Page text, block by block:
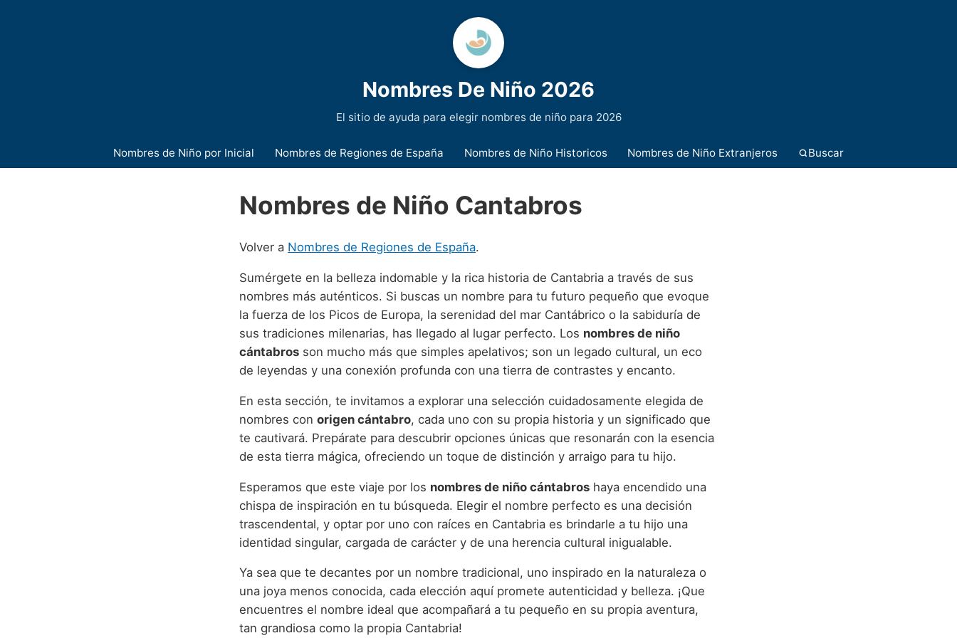
Nombres De Niño 2026
El sitio de ayuda para elegir nombres de niño para 2026
Nombres de Niño por Inicial Nombres de Regiones de España Nombres de Niño Historicos Nombres de Niño Extranjeros Buscar
Nombres de Niño Cantabros
Volver a Nombres de Regiones de España.
Sumérgete en la belleza indomable y la rica historia de Cantabria a través de sus
nombres más auténticos. Si buscas un nombre para tu futuro pequeño que evoque
la fuerza de los Picos de Europa, la serenidad del mar Cantábrico o la sabiduría de
sus tradiciones milenarias, has llegado al lugar perfecto. Los nombres de niño
cántabros son mucho más que simples apelativos; son un legado cultural, un eco
de leyendas y una conexión profunda con una tierra de contrastes y encanto.
En esta sección, te invitamos a explorar una selección cuidadosamente elegida de
nombres con origen cántabro, cada uno con su propia historia y un significado que
te cautivará. Prepárate para descubrir opciones únicas que resonarán con la esencia
de esta tierra mágica, ofreciendo un toque de distinción y arraigo para tu hijo.
Esperamos que este viaje por los nombres de niño cántabros haya encendido una
chispa de inspiración en tu búsqueda. Elegir el nombre perfecto es una decisión
trascendental, y optar por uno con raíces en Cantabria es brindarle a tu hijo una
identidad singular, cargada de carácter y de una herencia cultural inigualable.
Ya sea que te decantes por un nombre tradicional, uno inspirado en la naturaleza o
una joya menos conocida, cada elección aquí promete autenticidad y belleza. ¡Que
encuentres el nombre ideal que acompañará a tu pequeño en su propia aventura,
tan grandiosa como la propia Cantabria!